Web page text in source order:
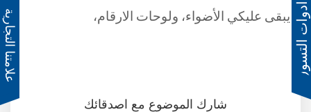
يبقى عليكي الأضواء، ولوحات الارقام،
شارك الموضوع مع اصدقائك
ادوات التسوق